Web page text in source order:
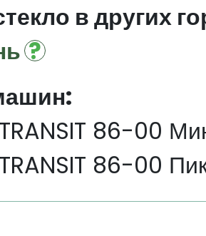
в других
86-00
86-00